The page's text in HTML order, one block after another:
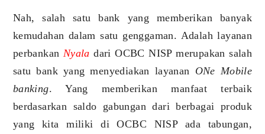
Nah, salah satu bank yang memberikan banyak
kemudahan dalam satu genggaman. Adalah layanan
perbankan Nyala dari OCBC NISP merupakan salah
satu bank yang menyediakan layanan ONe Mobile
banking. Yang memberikan manfaat terbaik
berdasarkan saldo gabungan dari berbagai produk
yang kita miliki di OCBC NISP ada tabungan,